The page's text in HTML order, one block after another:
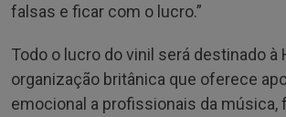
falsas e ficar com o lucro.”
Todo o lucro do vinil será destinado à
organização britânica que oferece
emocional a profissionais da música,